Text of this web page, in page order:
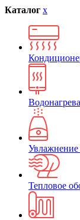
Каталог x
Увлажнение
Тепловое